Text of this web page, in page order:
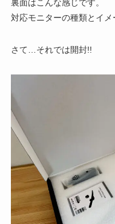
裏面はこんな感じです。
対応モニターの種類とイメ
さて…それでは開封!!